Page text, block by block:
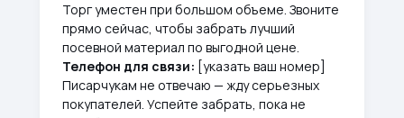
Торг уместен при большом объеме. Звоните
прямо сейчас, чтобы забрать лучший
посевной материал по выгодной цене.
Телефон для связи: [указать ваш номер]
Писарчукам не отвечаю — жду серьезных
покупателей. Успейте забрать, пока не